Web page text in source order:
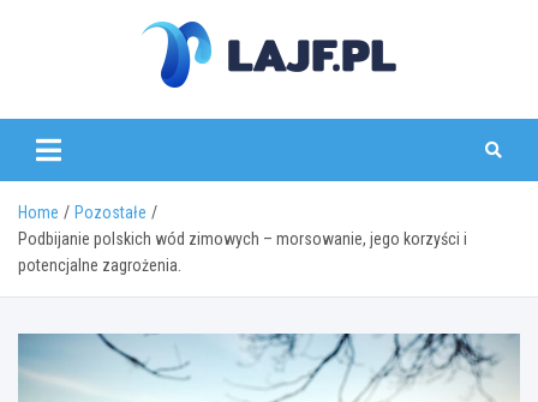
lajf.pl
Home
Pozostałe
Podbijanie polskich wód zimowych – morsowanie, jego korzyści i
potencjalne zagrożenia.